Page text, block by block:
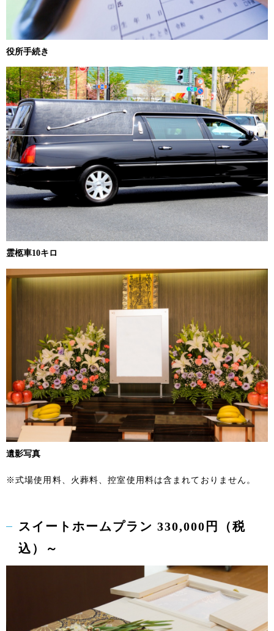
役所手続き
霊柩車10キロ
遺影写真
※式場使用料、火葬料、控室使用料は含まれておりません。
スイートホームプラン 330,000円（税
込）～